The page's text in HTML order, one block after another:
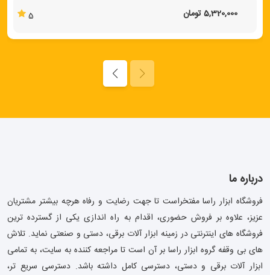
5,320,000 تومان 5
درباره ما
فروشگاه ابزار راسا مفتخراست تا جهت رضایت و رفاه هرچه بیشتر مشتریان
عزیز، علاوه بر فروش حضوری، اقدام به راه اندازی یکی از گسترده ترین
فروشگاه های اینترنتی در زمینه ابزار آلات برقی، دستی و صنعتی نماید. تلاش
های بی وقفه گروه ابزار راسا بر آن است تا مراجعه کننده به سایت، به تمامی
ابزار آلات برقی و دستی، دسترسی کامل داشته باشد. دسترسی سریع تر،